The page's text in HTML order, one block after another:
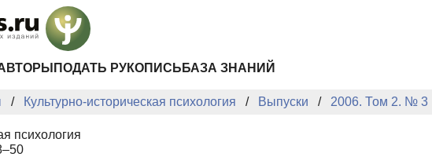
ПОДАТЬ РУКОПИСЬ БАЗА ЗНАНИЙ
Культурно-историческая психология Выпуски 2006. Том 2. № 3
психология